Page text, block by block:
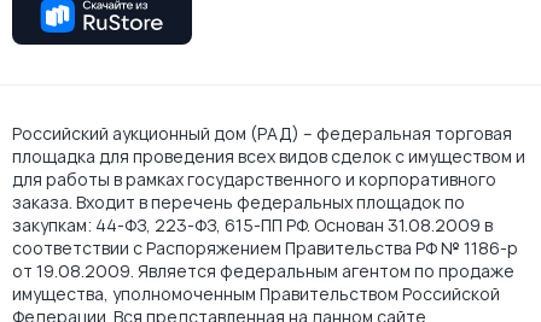
Российский аукционный дом (РАД) – федеральная торговая
площадка для проведения всех видов сделок с имуществом и
для работы в рамках государственного и корпоративного
заказа. Входит в перечень федеральных площадок по
закупкам: 44-ФЗ, 223-ФЗ, 615-ПП РФ. Основан 31.08.2009 в
соответствии с Распоряжением Правительства РФ № 1186-р
от 19.08.2009. Является федеральным агентом по продаже
имущества, уполномоченным Правительством Российской
Федерации. Вся представленная на данном сайте